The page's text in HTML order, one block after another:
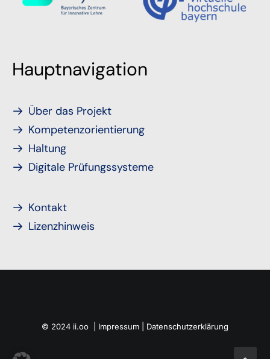
Hauptnavigation
Über das Projekt
Kompetenzorientierung
Haltung
Digitale Prüfungssysteme
Kontakt
Lizenzhinweis
© 2024 ii.oo | Impressum Datenschutzerklärung